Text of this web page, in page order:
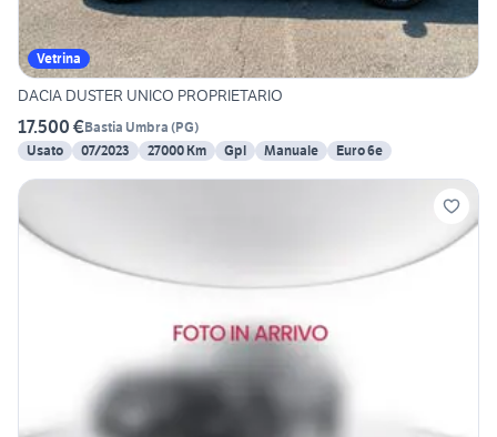
Vetrina
DACIA DUSTER UNICO PROPRIETARIO
17.500 €Bastia Umbra (PG)
Usato
07/2023 27000 Km Gpl Manuale Euro 6e